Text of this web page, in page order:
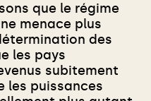
que le régime
menace plus
des
les pays
subitement
les puissances